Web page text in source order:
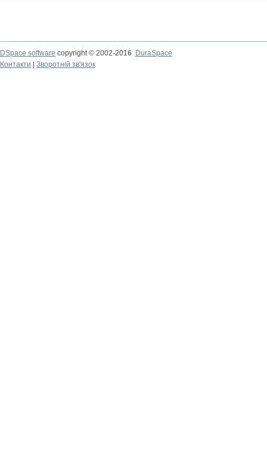
DSpace software copyright © 2002-2016
DuraSpace
Контакти
Зворотній зв'язок